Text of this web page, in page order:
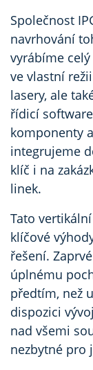
Společnost
navrhování
vyrábíme
ve vlastní
lasery, ale
řídicí
komponenty
integrujeme
klíč i na
linek.
Tato
klíčové
řešení.
úplnému
předtím, než
dispozici
nad všemi
nezbytné pro